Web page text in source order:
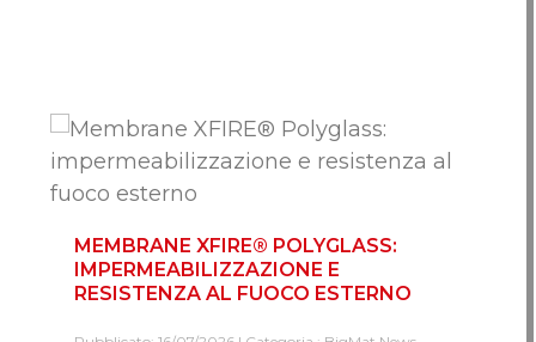
MEMBRANE XFIRE® POLYGLASS:
IMPERMEABILIZZAZIONE E
RESISTENZA AL FUOCO ESTERNO